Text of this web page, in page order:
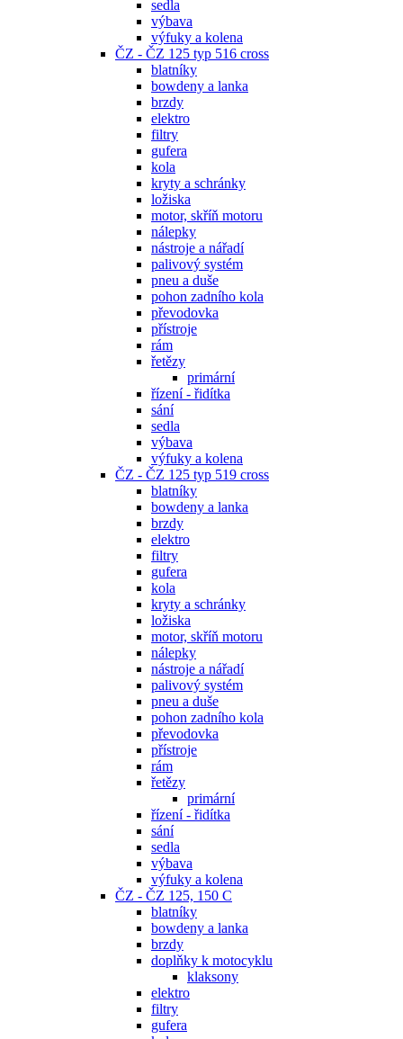
sedla
výbava
výfuky a kolena
ČZ - ČZ 125 typ 516 cross
blatníky
bowdeny a lanka
brzdy
elektro
filtry
gufera
kola
kryty a schránky
ložiska
motor, skříň motoru
nálepky
nástroje a nářadí
palivový systém
pneu a duše
pohon zadního kola
převodovka
přístroje
rám
řetězy
primární
řízení - řidítka
sání
sedla
výbava
výfuky a kolena
ČZ - ČZ 125 typ 519 cross
blatníky
bowdeny a lanka
brzdy
elektro
filtry
gufera
kola
kryty a schránky
ložiska
motor, skříň motoru
nálepky
nástroje a nářadí
palivový systém
pneu a duše
pohon zadního kola
převodovka
přístroje
rám
řetězy
primární
řízení - řidítka
sání
sedla
výbava
výfuky a kolena
ČZ - ČZ 125, 150 C
blatníky
bowdeny a lanka
brzdy
doplňky k motocyklu
klaksony
elektro
filtry
gufera